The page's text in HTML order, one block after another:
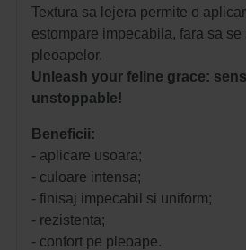
Textura sa lejera permite o
estompare impecabila, fara sa
pleoapelor.
Unleash your feline grace:
unstoppable!
Beneficii:
- aplicare usoara;
- culoare intensa;
- finisaj impecabil si uniform;
- rezistenta;
- confort pe pleoape.